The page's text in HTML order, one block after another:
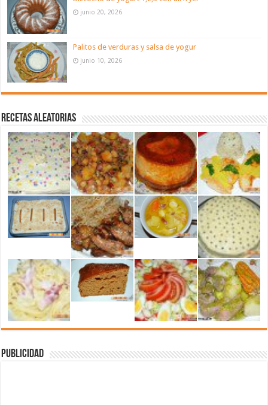
junio 20, 2026
Palitos de verduras y salsa de yogur
junio 10, 2026
Recetas aleatorias
Publicidad